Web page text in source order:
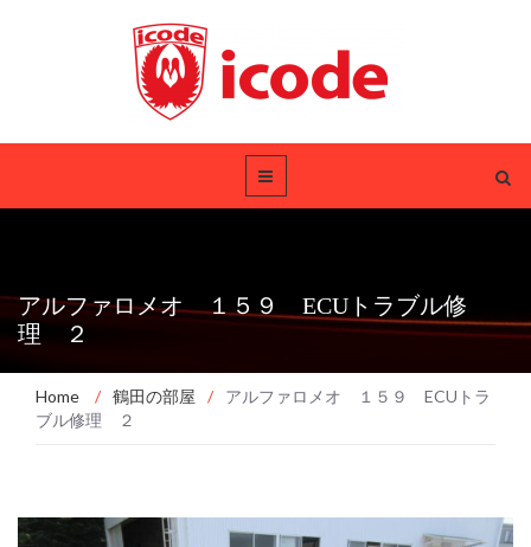
アルファロメオ １５９ ECUトラブル修
理 ２
Home / 鶴田の部屋 /
アルファロメオ １５９ ECUトラ
ブル修理 ２